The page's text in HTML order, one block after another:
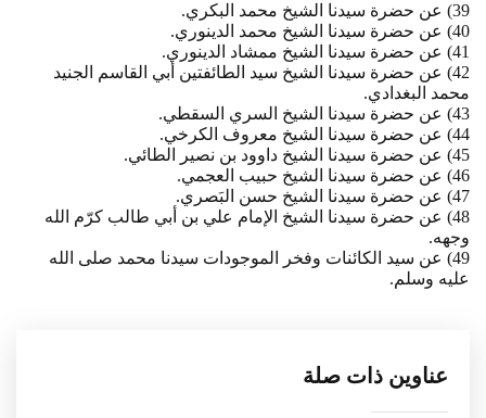
39) عن حضرة سيدنا الشيخ محمد البكري.
40) عن حضرة سيدنا الشيخ محمد الدينوري.
41) عن حضرة سيدنا الشيخ ممشاد الدينوري.
42) عن حضرة سيدنا الشيخ سيد الطائفتين أبي القاسم الجنيد
محمد البغدادي.
43) عن حضرة سيدنا الشيخ السري السقطي.
44) عن حضرة سيدنا الشيخ معروف الكرخي.
45) عن حضرة سيدنا الشيخ داوود بن نصير الطائي.
46) عن حضرة سيدنا الشيخ حبيب العجمي.
47) عن حضرة سيدنا الشيخ حسن البَصري.
48) عن حضرة سيدنا الشيخ الإمام علي بن أبي طالب كرّم الله
وجهه.
49) عن سيد الكائنات وفخر الموجودات سيدنا محمد صلى الله
عليه وسلم.
عناوين ذات صلة